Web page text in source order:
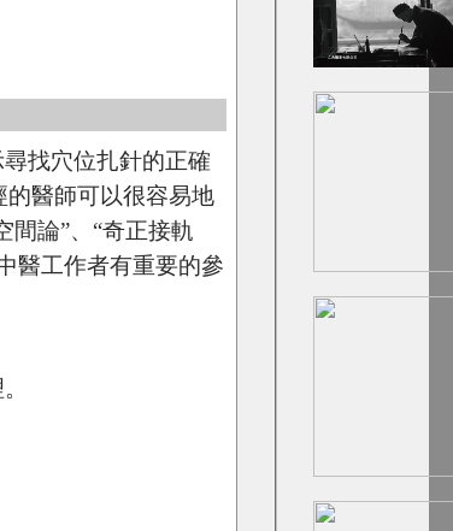
找穴位扎針的正確
醫師可以很容易地
間論”、“奇正接軌
醫工作者有重要的參